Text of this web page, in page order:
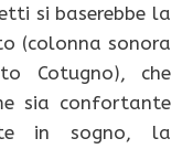
si baserebbe la
(colonna sonora
Cotugno), che
sia confortante
in sogno, la